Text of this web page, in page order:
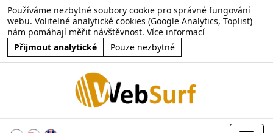
Používáme nezbytné soubory cookie pro správné fungování
webu. Volitelné analytické cookies (Google Analytics, Toplist)
nám pomáhají měřit návštěvnost. Více informací
Přijmout analytické
Pouze nezbytné